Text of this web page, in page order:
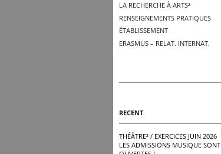
LA RECHERCHE À ARTS²
RENSEIGNEMENTS PRATIQUES
ÉTABLISSEMENT
ERASMUS – RELAT. INTERNAT.
RECENT
THÉÂTRE² / EXERCICES JUIN 2026
LES ADMISSIONS MUSIQUE SONT